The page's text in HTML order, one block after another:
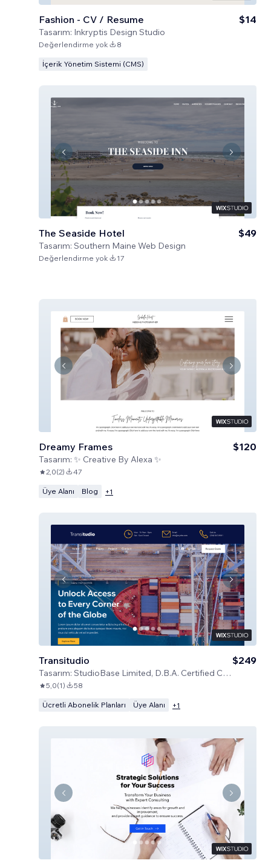
Fashion - CV / Resume
Tasarım: Inkryptis Design Studio
$14
Değerlendirme yok 8
İçerik Yönetim Sistemi (CMS)
The Seaside Hotel
Tasarım: Southern Maine Web Design
$49
Değerlendirme yok 17
Dreamy Frames
Tasarım: ✨ Creative By Alexa ✨
$120
2,0(2) 47
Üye Alanı Blog +1
Transitudio
Tasarım: StudioBase Limited, D.B.A. Certified Code
$249
5,0(1) 58
Ücretli Abonelik Planları Üye Alanı +1